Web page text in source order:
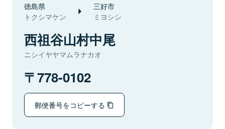
徳島県
トクシマケン
三好市
ミヨシシ
西祖谷山村中尾
ニシイヤヤマムラナカオ
778-0102
郵便番号をコピーする